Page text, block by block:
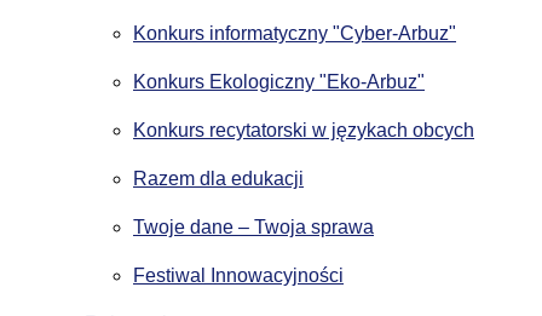
Konkurs informatyczny "Cyber-Arbuz"
Konkurs Ekologiczny "Eko-Arbuz"
Konkurs recytatorski w językach obcych
Razem dla edukacji
Twoje dane – Twoja sprawa
Festiwal Innowacyjności